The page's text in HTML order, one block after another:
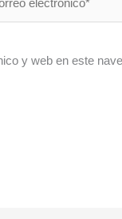
y web en este